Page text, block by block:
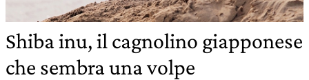
Shiba inu, il cagnolino giapponese
che sembra una volpe